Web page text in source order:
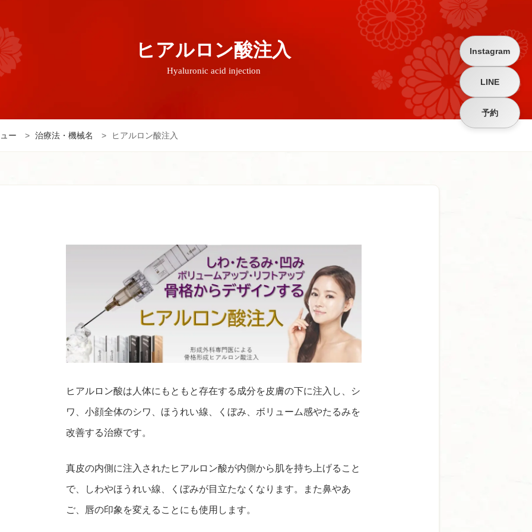
ヒアルロン酸注入
Hyaluronic acid injection
ー > 治療法・機械名 > ヒアルロン酸注入
ヒアルロン酸は人体にもともと存在する成分を皮膚の下に注入し、シ
ワ、小顔全体のシワ、ほうれい線、くぼみ、ボリューム感やたるみを
改善する治療です。
真皮の内側に注入されたヒアルロン酸が内側から肌を持ち上げること
で、しわやほうれい線、くぼみが目立たなくなります。また鼻やあ
ご、唇の印象を変えることにも使用します。
Instagram
LINE
予約